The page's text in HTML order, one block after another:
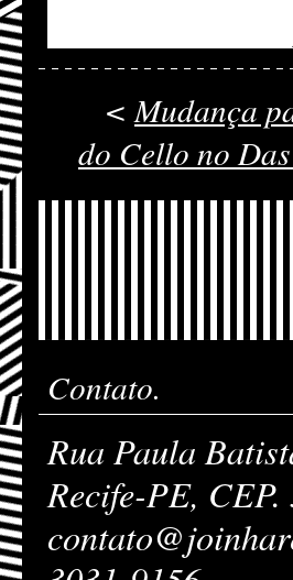
< Mudança
do Cello no
Contato.
Rua Paula
Recife-PE,